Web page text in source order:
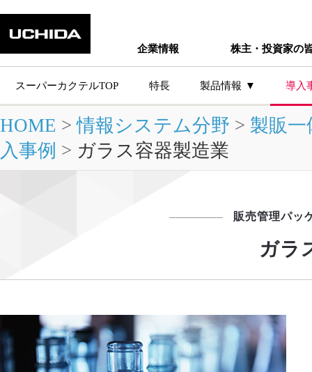
企業情報 株主・投資家の
スーパーカクテルTOP 特長 製品情報 導入
HOME >情報システム分野 > 製販
入事例 > ガラス容器製造業
販売管理パッ
ガラ